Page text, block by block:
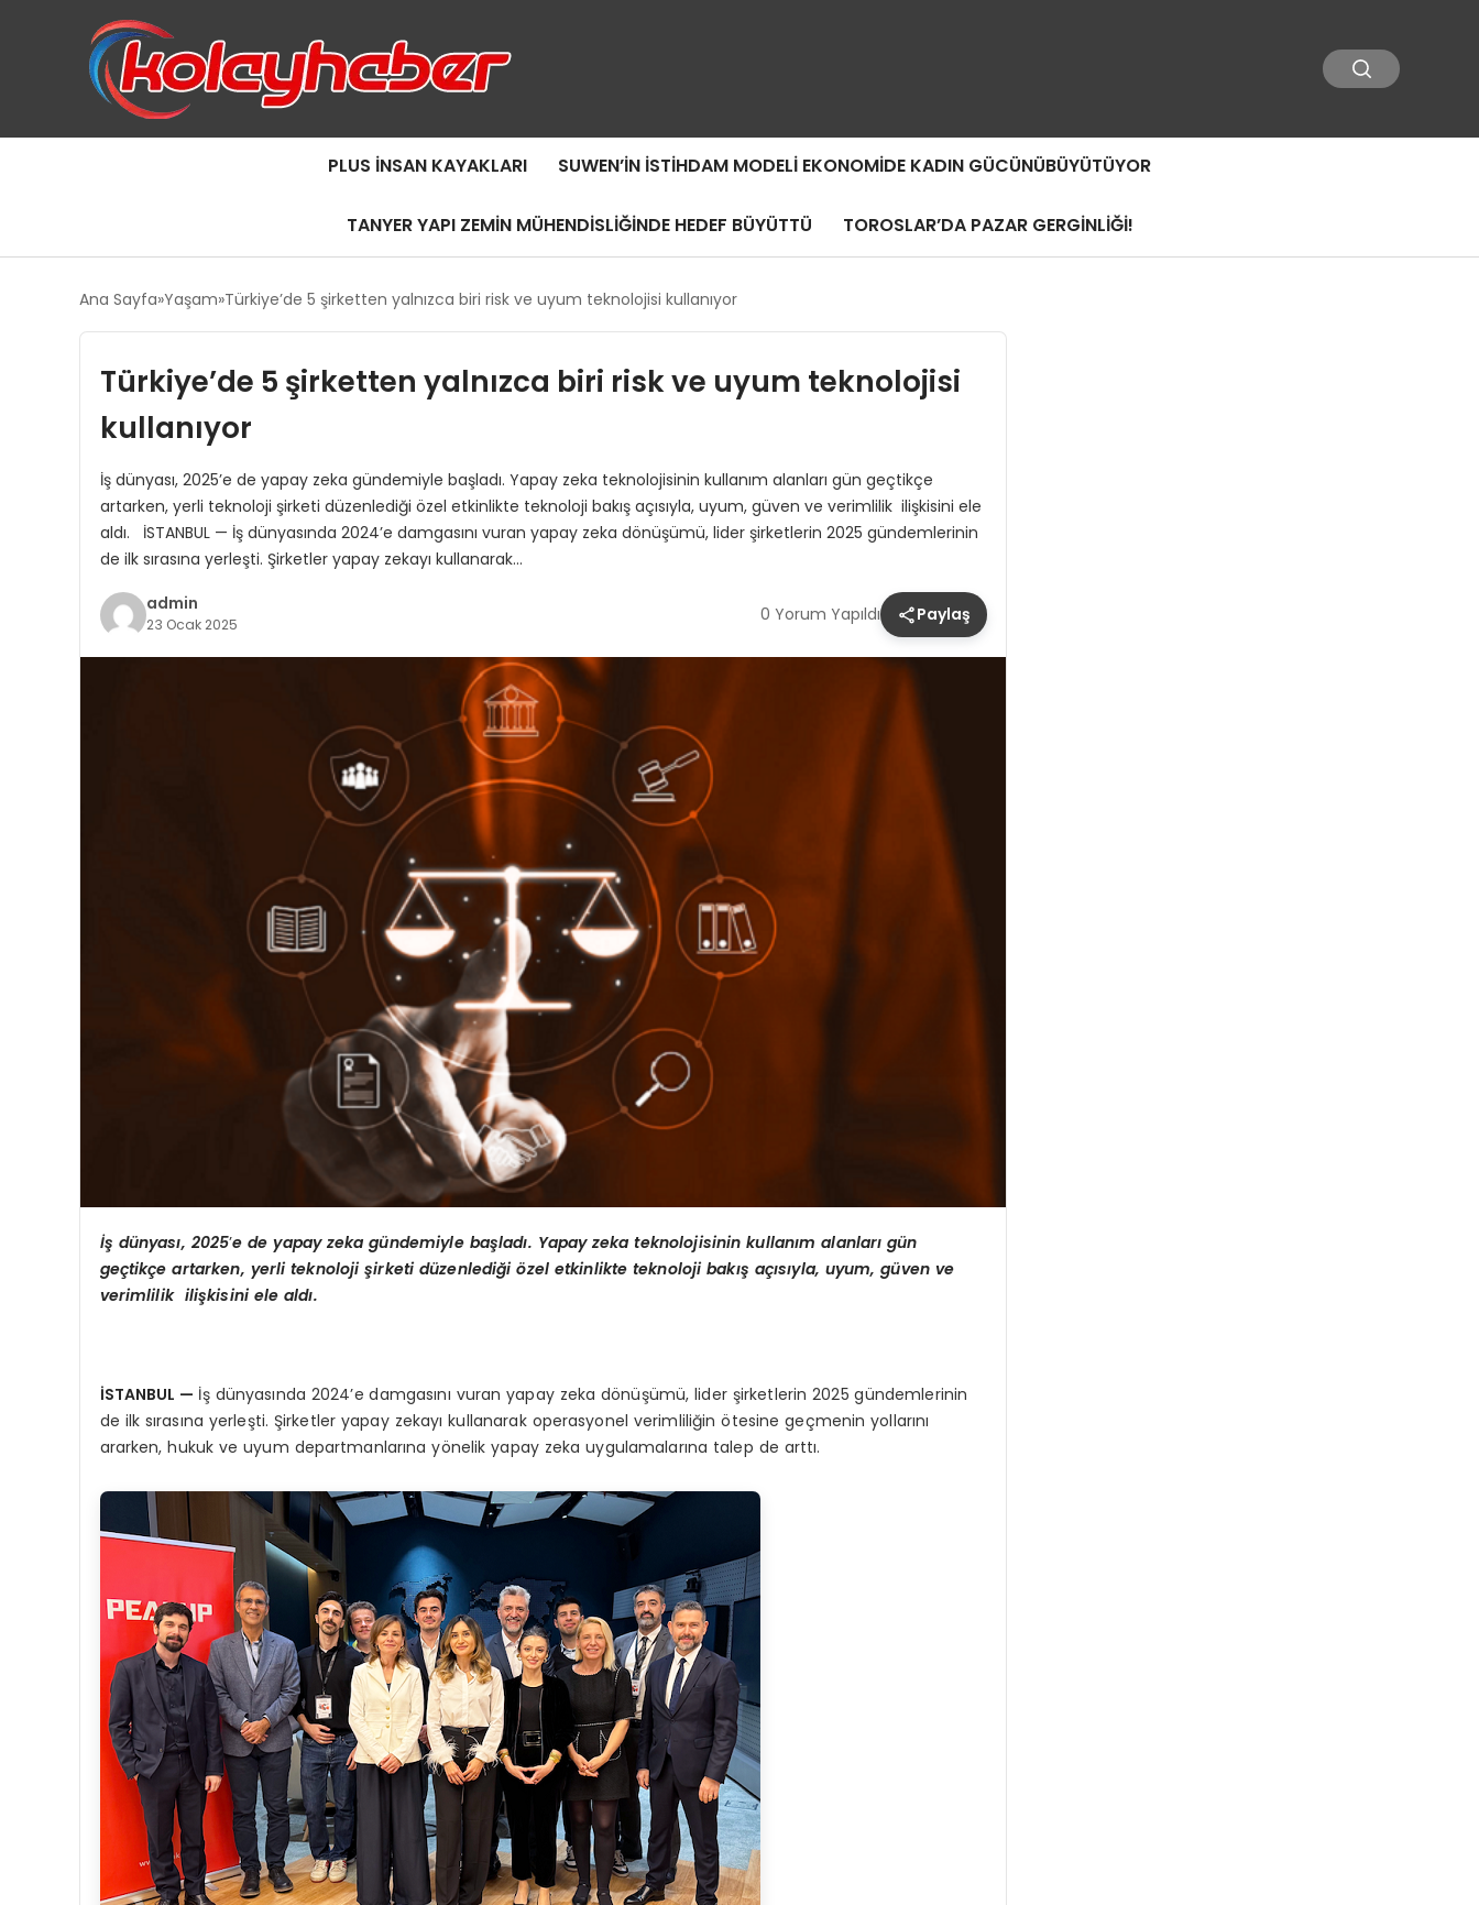
PLUS İNSAN KAYAKLARI SUWEN’IN İSTIHDAM MODELI EKONOMIDE KADIN GÜCÜNÜBÜYÜTÜYOR
TANYER YAPI ZEMIN MÜHENDISLIĞINDE HEDEF BÜYÜTTÜ TOROSLAR’DA PAZAR GERGİNLİĞİ!
Ana Sayfa Yaşam Türkiye’de 5 şirketten yalnızca biri risk ve uyum teknolojisi kullanıyor
Türkiye’de 5 şirketten yalnızca biri risk ve uyum teknolojisi
kullanıyor
İş dünyası, 2025’e de yapay zeka gündemiyle başladı. Yapay zeka teknolojisinin kullanım alanları gün geçtikçe
artarken, yerli teknoloji şirketi düzenlediği özel etkinlikte teknoloji bakış açısıyla, uyum, güven ve verimlilik ilişkisini ele
aldı. İSTANBUL — İş dünyasında 2024’e damgasını vuran yapay zeka dönüşümü, lider şirketlerin 2025 gündemlerinin
de ilk sırasına yerleşti. Şirketler yapay zekayı kullanarak…
admin
23 Ocak 2025 0 Yorum Yapıldı Paylaş
İş dünyası, 2025’e de yapay zeka gündemiyle başladı. Yapay zeka teknolojisinin kullanım alanları gün
geçtikçe artarken, yerli teknoloji şirketi düzenlediğiözel etkinlikte teknoloji bakış açısıyla, uyum, güven ve
verimlilik ilişkisini ele aldı.
İSTANBUL — İş dünyasında 2024’e damgasını vuran yapay zeka dönüşümü, lider şirketlerin 2025 gündemlerinin
de ilk sırasına yerleşti. Şirketler yapay zekayı kullanarak operasyonel verimliliğin ötesine geçmenin yollarını
ararken, hukuk ve uyum departmanlarına yönelik yapay zeka uygulamalarına talep de arttı.